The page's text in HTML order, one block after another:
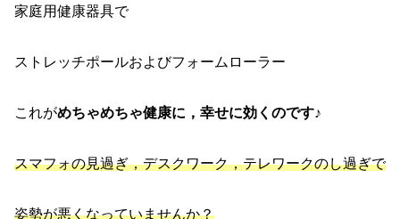
家庭用健康器具で
ストレッチポールおよびフォームローラー
これがめちゃめちゃ健康に，幸せに効くのです♪
スマフォの見過ぎ，デスクワーク，テレワークのし過ぎで
姿勢が悪くなっていませんか？